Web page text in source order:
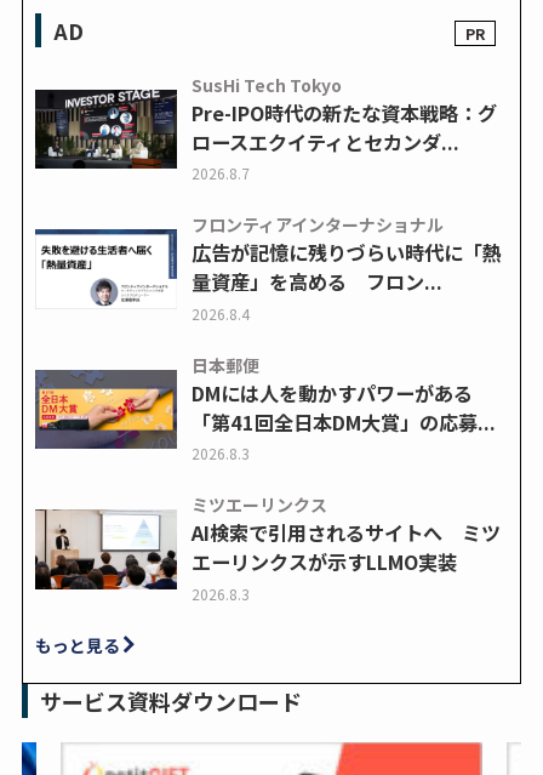
AD
SusHi Tech Tokyo
Pre-IPO時代の新たな資本戦略：グ
ロースエクイティとセカンダ...
2026.8.7
フロンティアインターナショナル
広告が記憶に残りづらい時代に「熱
量資産」を高める フロン...
2026.8.4
日本郵便
DMには人を動かすパワーがある
「第41回全日本DM大賞」の応募...
2026.8.3
ミツエーリンクス
AI検索で引用されるサイトへ ミツ
エーリンクスが示すLLMO実装
2026.8.3
もっと見る
サービス資料ダウンロード